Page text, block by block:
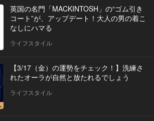
英国の名門「MACKINTOSH」の“ゴム引き
コート”が、アップデート！大人の男の着こ
なしにハマる
ライフスタイル
【3/17（金）の運勢をチェック！】洗練さ
れたオーラが自然と放たれるでしょう
ライフスタイル